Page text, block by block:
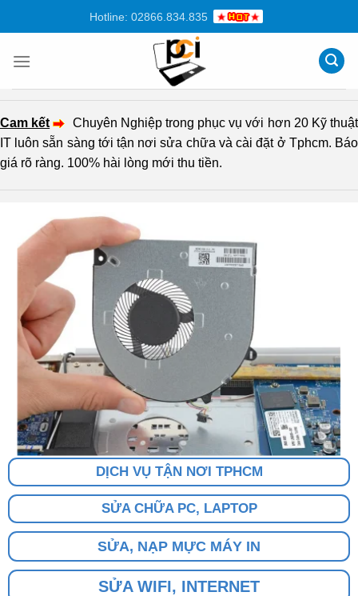
dung
Hotline: 02866.834.835
Cam kết
Chuyên Nghiệp trong phục vụ với hơn 20 Kỹ thuật
IT luôn sẵn sàng tới tận nơi sửa chữa và cài đặt ở Tphcm. Báo
giá rõ ràng. 100% hài lòng mới thu tiền.
DỊCH VỤ TẬN NƠI TPHCM
SỬA CHỮA PC, LAPTOP
SỬA, NẠP MỰC MÁY IN
SỬA WIFI, INTERNET